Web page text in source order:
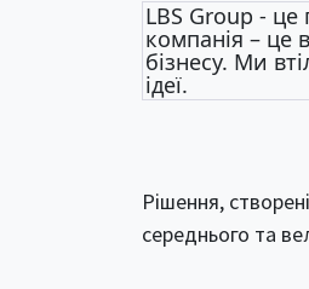
LBS Group - це
компанія – це
бізнесу. Ми
ідеї.
Рішення,
середнього та